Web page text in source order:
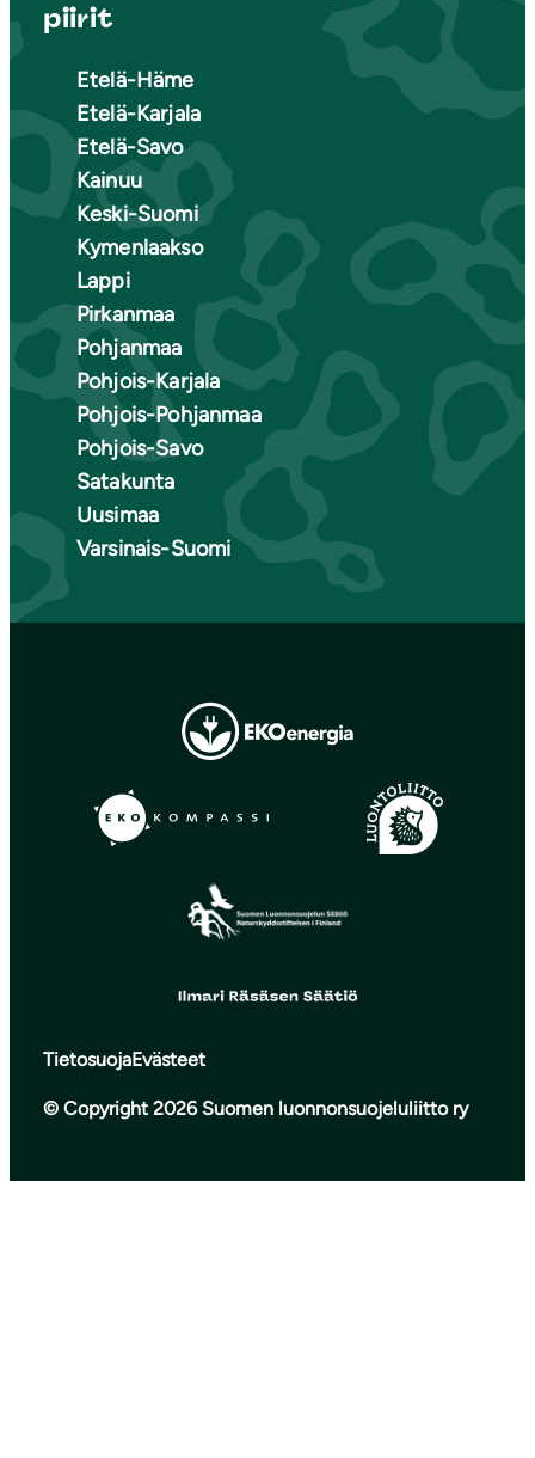
piirit
Etelä-Häme
Etelä-Karjala
Etelä-Savo
Kainuu
Keski-Suomi
Kymenlaakso
Lappi
Pirkanmaa
Pohjanmaa
Pohjois-Karjala
Pohjois-Pohjanmaa
Pohjois-Savo
Satakunta
Uusimaa
Varsinais-Suomi
TietosuojaEvästeet
© Copyright 2026 Suomen luonnonsuojeluliitto ry